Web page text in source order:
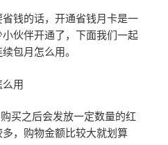
钱的话，开通省钱月卡是一
伙伴开通了，下面我们一起
包月怎么用。
用
买之后会发放一定数量的红
，购物金额比较大就划算